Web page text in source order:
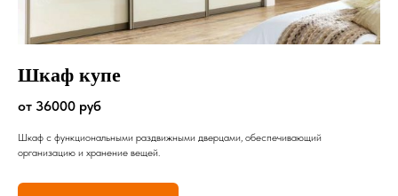
Шкаф купе
от 36000 руб
Шкаф с функциональными раздвижными дверцами, обеспечивающий
организацию и хранение вещей.